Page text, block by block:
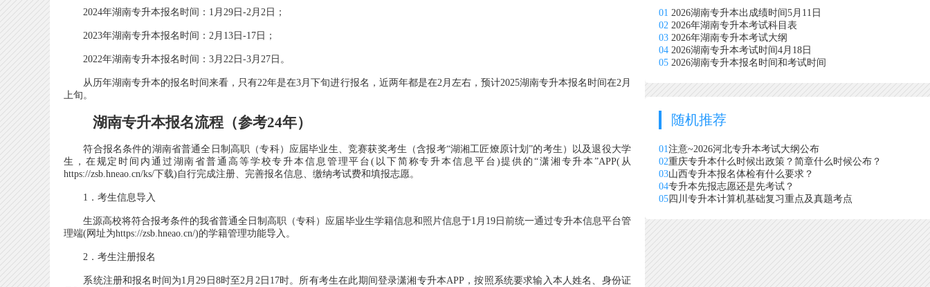
2024年湖南专升本报名时间：1月29日-2月2日；
2023年湖南专升本报名时间：2月13日-17日；
2022年湖南专升本报名时间：3月22日-3月27日。
从历年湖南专升本的报名时间来看，只有22年是在3月下旬进行报名，近两年都是在2月左右，预计2025湖南专升本报名时间在2月
上旬。
湖南专升本报名流程（参考24年）
符合报名条件的湖南省普通全日制高职（专科）应届毕业生、竞赛获奖考生（含报考“湖湘工匠燎原计划”的考生）以及退役大学
生，在规定时间内通过湖南省普通高等学校专升本信息管理平台(以下简称专升本信息平台)提供的“潇湘专升本”APP(从
https://zsb.hneao.cn/ks/下载)自行完成注册、完善报名信息、缴纳考试费和填报志愿。
1．考生信息导入
生源高校将符合报考条件的我省普通全日制高职（专科）应届毕业生学籍信息和照片信息于1月19日前统一通过专升本信息平台管
理端(网址为https://zsb.hneao.cn/)的学籍管理功能导入。
2．考生注册报名
系统注册和报名时间为1月29日8时至2月2日17时。所有考生在此期间登录潇湘专升本APP，按照系统要求输入本人姓名、身份证
01 2026湖南专升本出成绩时间5月11日
02 2026年湖南专升本考试科目表
03 2026年湖南专升本考试大纲
04 2026湖南专升本考试时间4月18日
05 2026湖南专升本报名时间和考试时间
随机推荐
01注意~2026河北专升本考试大纲公布
02重庆专升本什么时候出政策？简章什么时候公布？
03山西专升本报名体检有什么要求？
04专升本先报志愿还是先考试？
05四川专升本计算机基础复习重点及真题考点